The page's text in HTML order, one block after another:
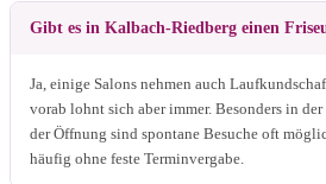
Gibt es in Kalbach-Riedberg einen
Ja, einige Salons nehmen auch
vorab lohnt sich aber immer. Besonders in
der Öffnung sind spontane Besuche oft
häufig ohne feste Terminvergabe.